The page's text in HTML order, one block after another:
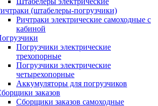
(штабелеры-погрузчики)
Ричтраки электрические самоходные с
кабиной
Погрузчики электрические
трехопорные
Погрузчики электрические
четырехопорные
Аккумуляторы для погрузчиков
заказов
Сборщики заказов самоходные